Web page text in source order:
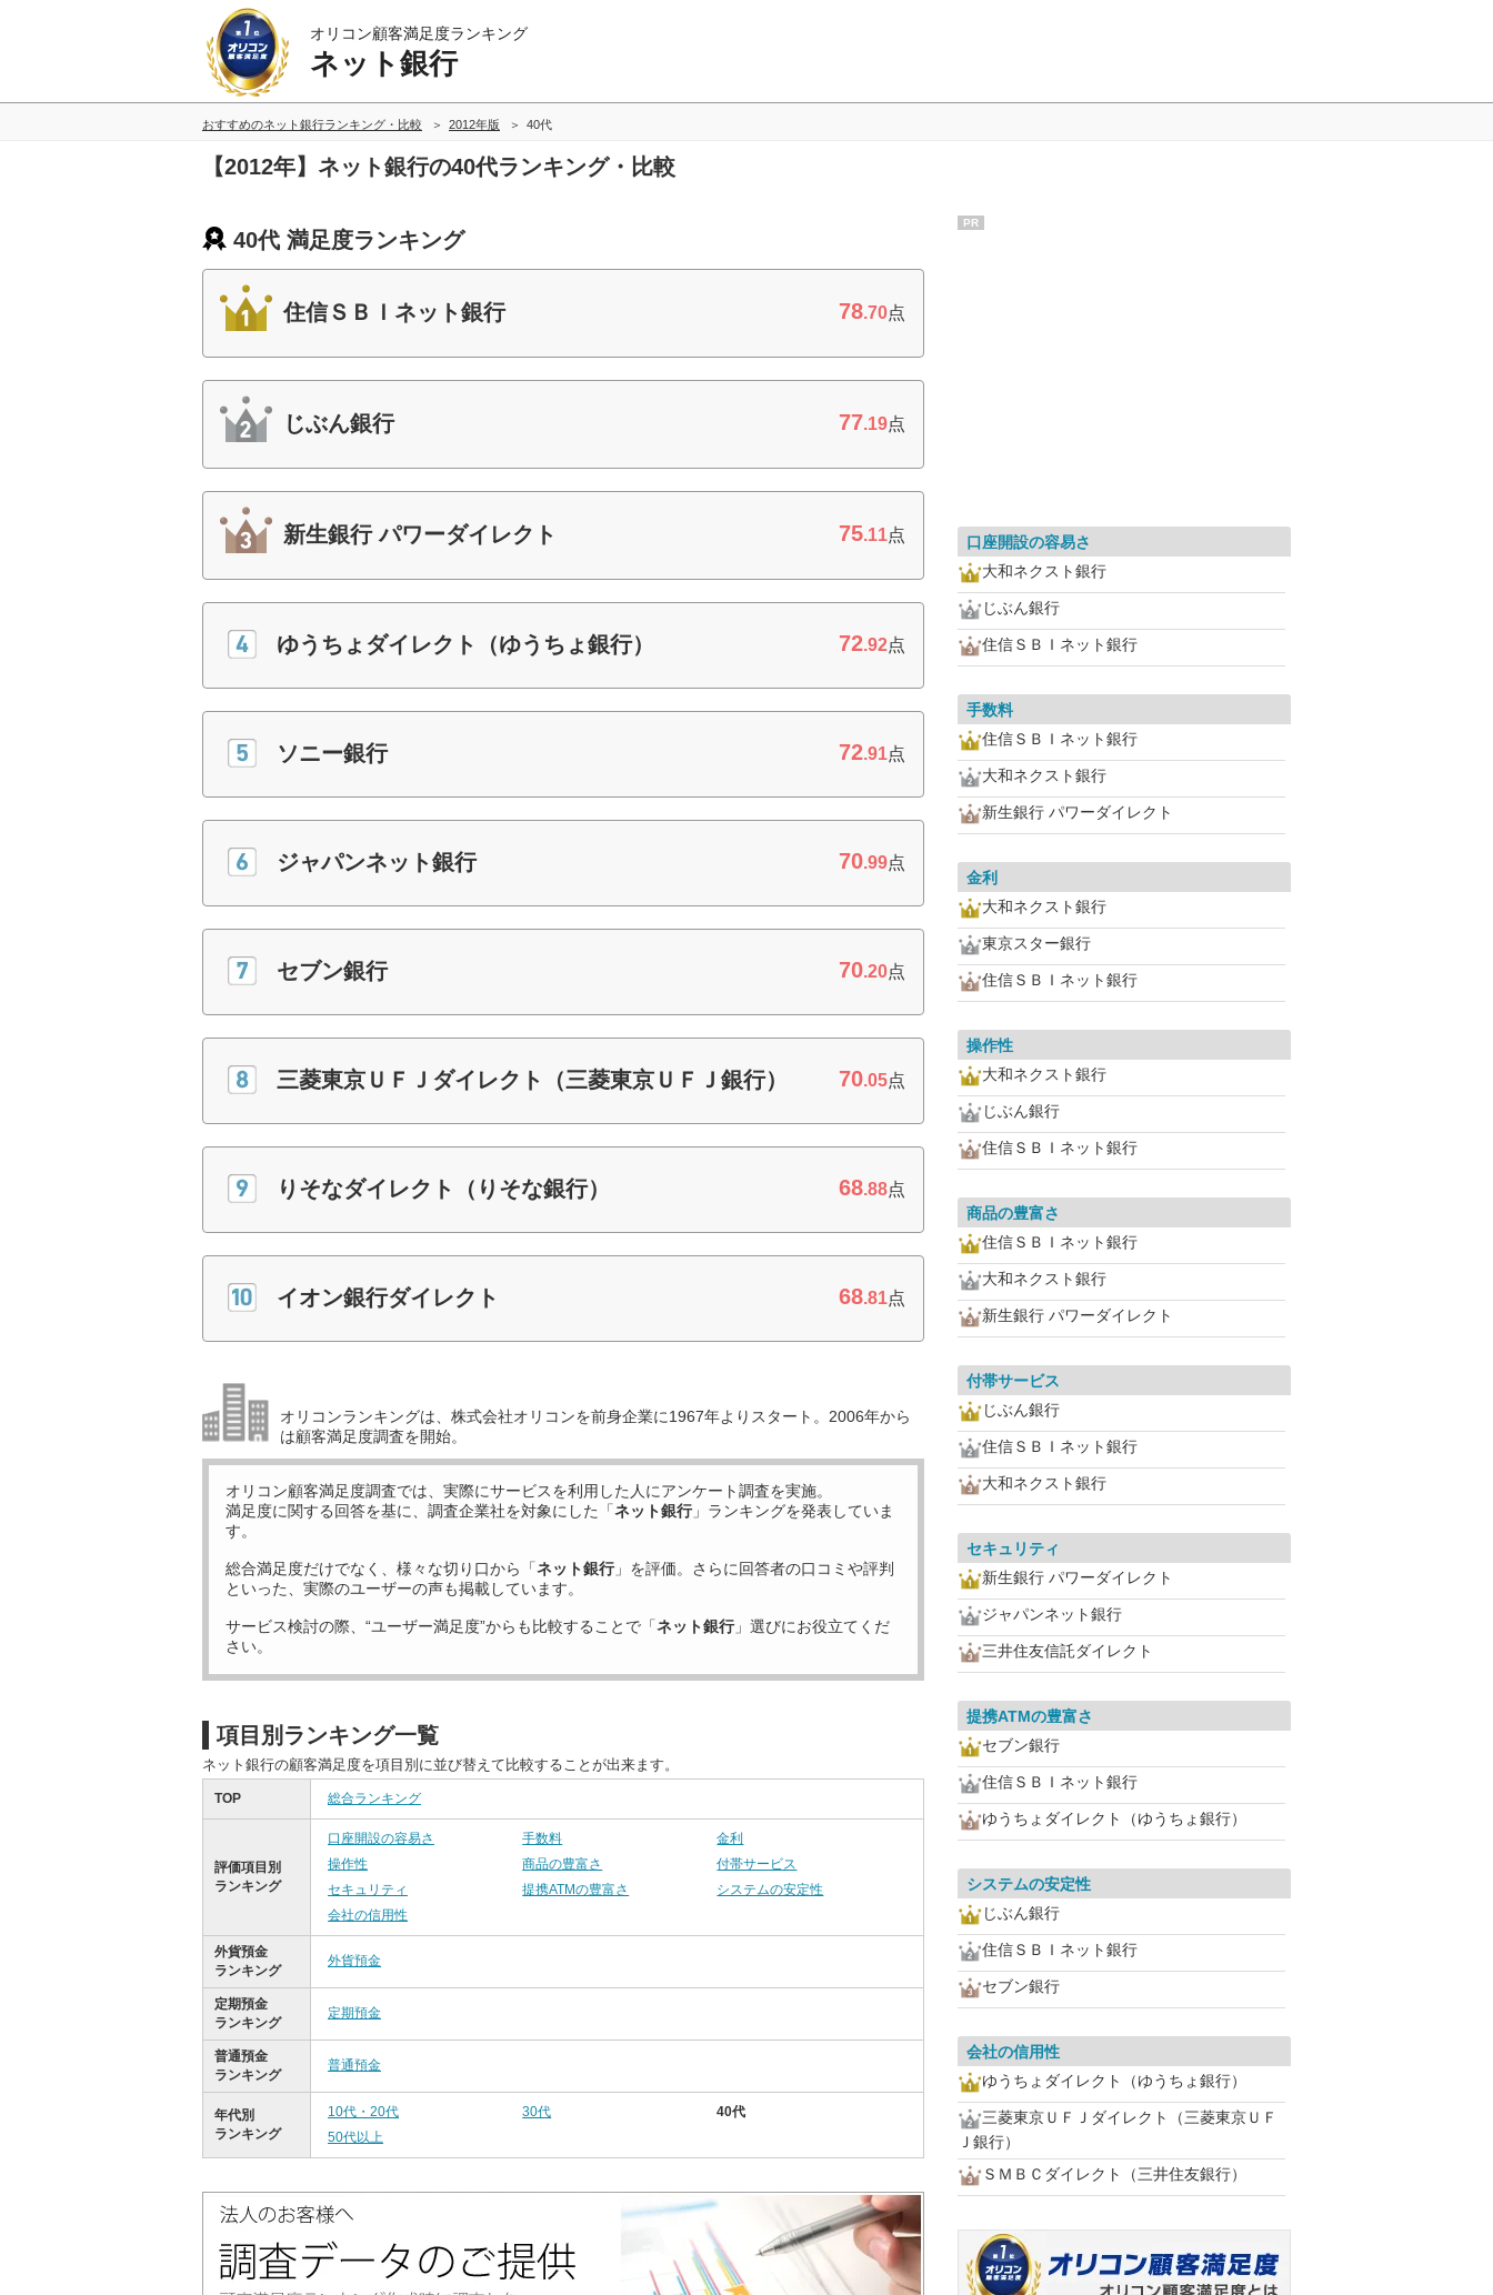
オリコン顧客満足度ランキング
ネット銀行
おすすめのネット銀行ランキング・比較 2012年版 40代
【2012年】ネット銀行の40代ランキング・比較
40代 満足度ランキング
住信ＳＢＩネット銀行 78.70点
じぶん銀行 77.19点
新生銀行 パワーダイレクト 75.11点
ゆうちょダイレクト（ゆうちょ銀行） 72.92点
ソニー銀行 72.91点
ジャパンネット銀行 70.99点
セブン銀行 70.20点
三菱東京ＵＦＪダイレクト（三菱東京ＵＦＪ銀行） 70.05点
りそなダイレクト（りそな銀行） 68.88点
イオン銀行ダイレクト 68.81点
オリコンランキングは、株式会社オリコンを前身企業に1967年よりスタート。2006年から
は顧客満足度調査を開始。
オリコン顧客満足度調査では、実際にサービスを利用した 人にアンケート調査を実施。
満足度に関する回答を基に、調査企業社を対象にした「ネット銀行」ランキングを発表していま
す。
総合満足度だけでなく、様々な切り口から「ネット銀行」を評価。さらに回答者の口コミや評判
といった、実際のユーザーの声も掲載しています。
サービス検討の際、“ユーザー満足度”からも比較することで「ネット銀行」選びにお役立てくだ
さい。
項目別ランキング一覧
ネット銀行の顧客満足度を項目別に並び替えて比較することが出来ます。
TOP 総合ランキング
評価項目別
ランキング
口座開設の容易さ 手数料
金利
操作性
商品の豊富さ
付帯サービス
セキュリティ
提携ATMの豊富さ
システムの安定性
会社の信用性
外貨預金
ランキング
外貨預金
定期預金
ランキング
定期預金
普通預金
ランキング
普通預金
年代別
ランキング
10代・20代 30代
40代
50代以上
PR
口座開設の容易さ
大和ネクスト銀行
じぶん銀行
住信ＳＢＩネット銀行
手数料
住信ＳＢＩネット銀行
大和ネクスト銀行
新生銀行 パワーダイレクト
金利
大和ネクスト銀行
東京スター銀行
住信ＳＢＩネット銀行
操作性
大和ネクスト銀行
じぶん銀行
住信ＳＢＩネット銀行
商品の豊富さ
住信ＳＢＩネット銀行
大和ネクスト銀行
新生銀行 パワーダイレクト
付帯サービス
じぶん銀行
住信ＳＢＩネット銀行
大和ネクスト銀行
セキュリティ
新生銀行 パワーダイレクト
ジャパンネット銀行
三井住友信託ダイレクト
提携ATMの豊富さ
セブン銀行
住信ＳＢＩネット銀行
ゆうちょダイレクト（ゆうちょ銀行）
システムの安定性
じぶん銀行
住信ＳＢＩネット銀行
セブン銀行
会社の信用性
ゆうちょダイレクト（ゆうちょ銀行）
三菱東京ＵＦＪダイレクト（三菱東京ＵＦ
Ｊ銀行）
ＳＭＢＣダイレクト（三井住友銀行）